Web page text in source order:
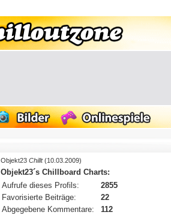
Objekt23Chillt(10.03.2009)
Objekt23´s Chillboard Charts:
Aufrufe dieses Profils:
2855
Favorisierte Beiträge:
22
Abgegebene Kommentare:
112